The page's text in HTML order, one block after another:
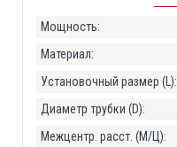
Мощность:
Материал:
Установочный размер (L):
Диаметр трубки (D):
Межцентр. расст. (М/Ц):